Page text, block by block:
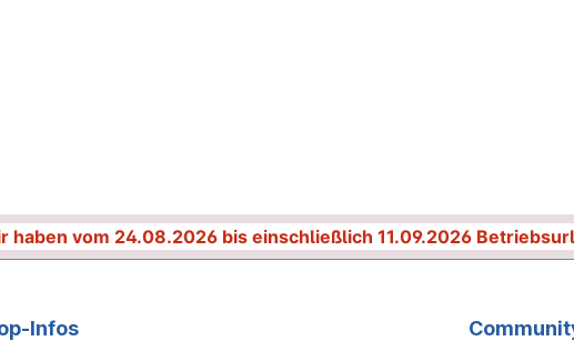
haben vom 24.08.2026 bis einschließlich 11.09.2026
Infos